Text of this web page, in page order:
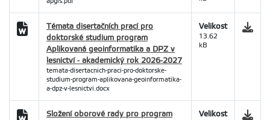
Témata disertačních prací pro
doktorské studium program
Aplikovaná geoinformatika a DPZ v
lesnictví - akademický rok 2026-2027
temata-disertacnich-praci-pro-doktorske-
studium-program-aplikovana-geoinformatika-
a-dpz-v-lesnictvi.docx
Velikost
13.62
kB
Složení oborové rady pro program
Velikost